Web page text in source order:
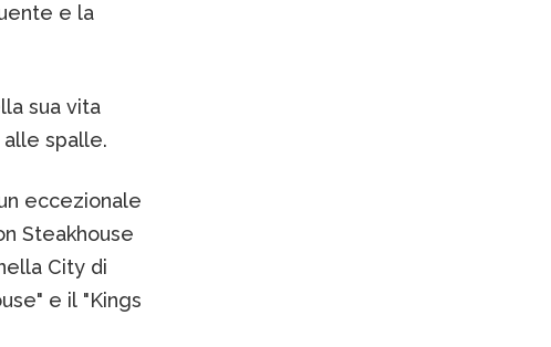
e la
sua vita
spalle.
eccezionale
Steakhouse
City di
e il "Kings